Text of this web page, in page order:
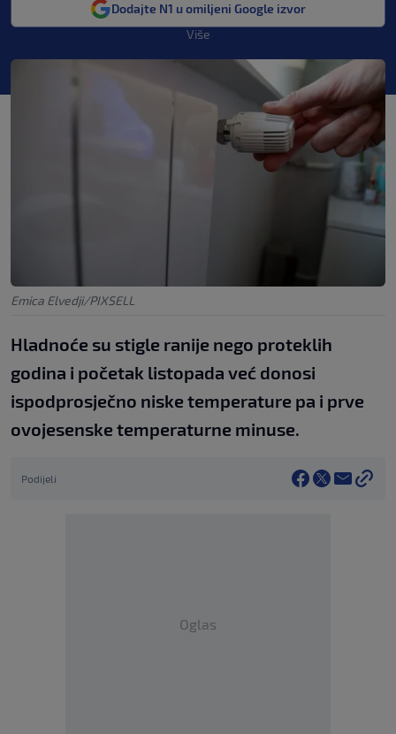
Dodajte N1 u omiljeni Google izvor
Više
Emica Elvedji/PIXSELL
Hladnoće su stigle ranije nego proteklih
godina i početak listopada već donosi
ispodprosječno niske temperature pa i prve
ovojesenske temperaturne minuse.
Podijeli
Oglas